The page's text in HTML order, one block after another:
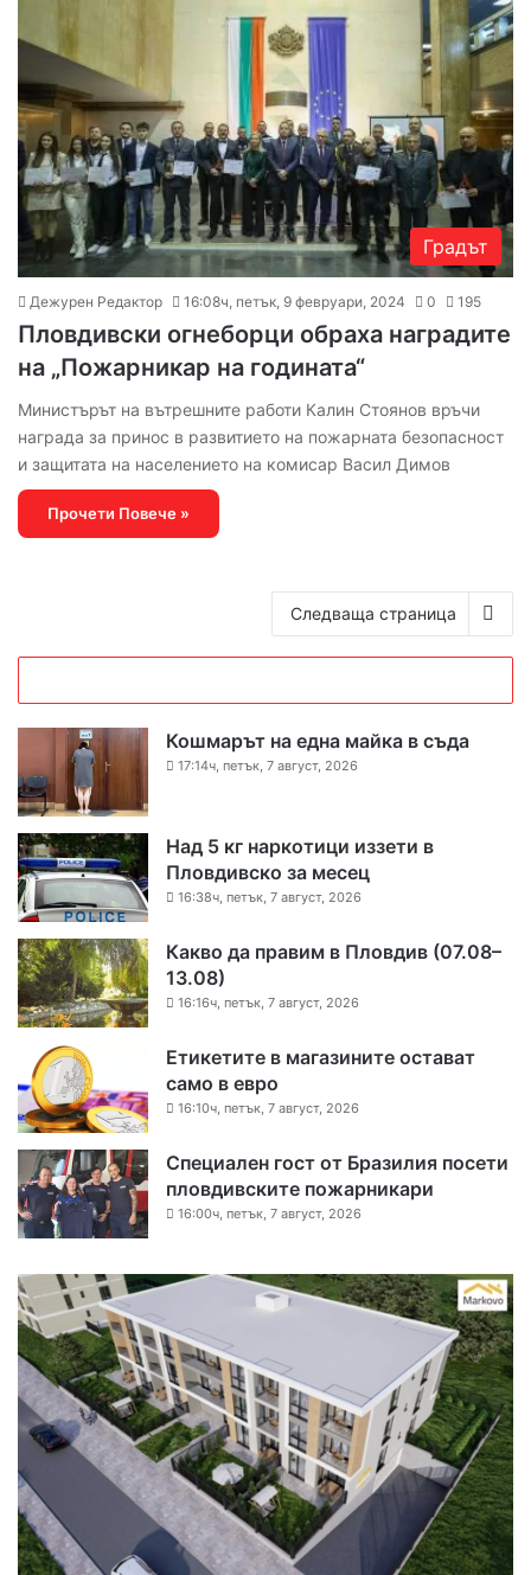
Градът
Дежурен Редактор 16:08ч, петък, 9 февруари, 2024 0 195
Пловдивски огнеборци обраха наградите
на „Пожарникар на годината“
Министърът на вътрешните работи Калин Стоянов връчи
награда за принос в развитието на пожарната безопасност
и защитата на населението на комисар Васил Димов
Прочети Повече »
Следваща страница
Кошмарът на една майка в съда
17:14ч, петък, 7 август, 2026
Над 5 кг наркотици иззети в
Пловдивско за месец
16:38ч, петък, 7 август, 2026
Какво да правим в Пловдив (07.08–
13.08)
16:16ч, петък, 7 август, 2026
Етикетите в магазините остават
само в евро
16:10ч, петък, 7 август, 2026
Специален гост от Бразилия посети
пловдивските пожарникари
16:00ч, петък, 7 август, 2026